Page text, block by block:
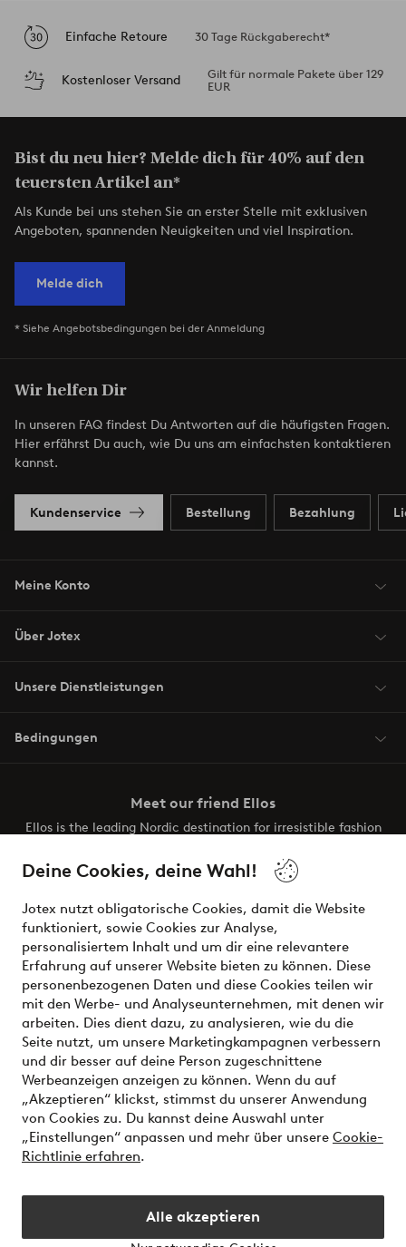
Deine Cookies, deine Wahl!
Jotex nutzt obligatorische Cookies, damit die Website
funktioniert, sowie Cookies zur Analyse,
personalisiertem Inhalt und um dir eine relevantere
Erfahrung auf unserer Website bieten zu können. Diese
personenbezogenen Daten und diese Cookies teilen wir
mit den Werbe- und Analyseunternehmen, mit denen wir
arbeiten. Dies dient dazu, zu analysieren, wie du die
Seite nutzt, um unsere Marketingkampagnen verbessern
und dir besser auf deine Person zugeschnittene
Werbeanzeigen anzeigen zu können. Wenn du auf
„Akzeptieren“ klickst, stimmst du unserer Anwendung
von Cookies zu. Du kannst deine Auswahl unter
„Einstellungen“ anpassen und mehr über unsere Cookie-
Richtlinie erfahren.
Alle akzeptieren
Einfache Retoure 30 Tage Rückgaberecht*
Kostenloser Versand
Gilt für normale Pakete über 129
EUR
Bist du neu hier? Melde dich für 40% auf den
teuersten Artikel an*
Als Kunde bei uns stehen Sie an erster Stelle mit exklusiven
Angeboten, spannenden Neuigkeiten und viel Inspiration.
Melde dich
* Siehe Angebotsbedingungen bei der Anmeldung
Wir helfen Dir
In unseren FAQ findest Du Antworten auf die häufigsten Fragen.
Hier erfährst Du auch, wie Du uns am einfachsten kontaktieren
kannst.
Kundenservice Bestellung Bezahlung
Meine Konto
Über Jotex
Unsere Dienstleistungen
Bedingungen
Meet our friend Ellos
Ellos is the leading Nordic destination for irresistible fashion
the latest trends, curated to make finding your next look
effortless. It’s all here.
Visit Ellos
Sichere Zahlungen - Jetzt bezahlen oder aufteilen
Möchtest du mehr über unsere
Zahlungsmöglichkeitenerfahren?